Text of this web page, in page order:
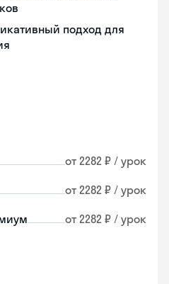
подход для
от 2282 ₽ / урок
от 2282 ₽ / урок
от 2282 ₽ / урок